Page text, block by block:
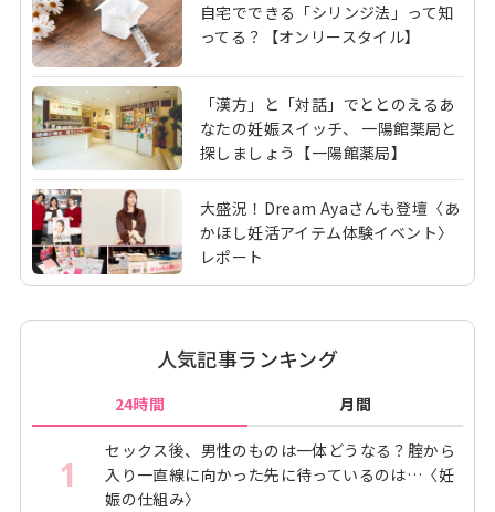
自宅でできる「シリンジ法」って知
ってる？【オンリースタイル】
「漢方」と「対話」でととのえるあ
なたの妊娠スイッチ、 一陽館薬局と
探しましょう【一陽館薬局】
大盛況！Dream Ayaさんも登壇〈あ
かほし妊活アイテム体験イベント〉
レポート
人気記事ランキング
24時間 月間
1
セックス後、男性のものは一体どうなる？腟から
入り一直線に向かった先に待っているのは…〈妊
娠の仕組み〉